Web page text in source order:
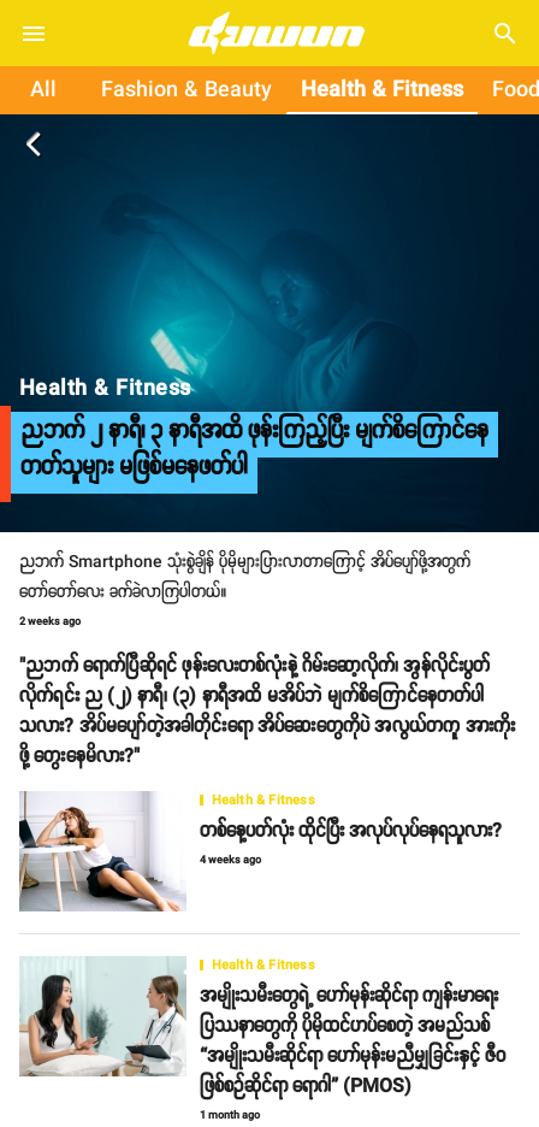
search
All Fashion & Beauty Health & Fitness
arrow_back_ios
Health & Fitness
ညဘက် ၂ နာရီ၊ ၃ နာရီအထိ ဖုန်းကြည့်ပြီး မျက်စိကြောင်နေ
တတ်သူများ မဖြစ်မနေဖတ်ပါ
ညဘက် Smartphone သုံးစွဲချိန် ပိုမိုများပြားလာတာကြောင့် အိပ်ပျော်ဖို့အတွက်
တော်တော်လေး ခက်ခဲလာကြပါတယ်။
2 weeks ago
"ညဘက် ရောက်ပြီဆိုရင် ဖုန်းလေးတစ်လုံးနဲ့ ဂိမ်းဆော့လိုက်၊ အွန်လိုင်းပွတ်
လိုက်ရင်း ည (၂) နာရီ၊ (၃) နာရီအထိ မအိပ်ဘဲ မျက်စိကြောင်နေတတ်ပါ
သလား? အိပ်မပျော်တဲ့အခါတိုင်းရော အိပ်ဆေးတွေကိုပဲ အလွယ်တကူ အားကိုး
ဖို့ တွေးနေမိလား?"
Health & Fitness
တစ်နေ့ပတ်လုံး ထိုင်ပြီး အလုပ်လုပ်နေရသူလား?
4 weeks ago
Health & Fitness
အမျိုးသမီးတွေရဲ့ ဟော်မုန်းဆိုင်ရာ ကျန်းမာရေး
ပြဿနာတွေကို ပိုမိုထင်ဟပ်စေတဲ့ အမည်သစ်
“အမျိုးသမီးဆိုင်ရာ ဟော်မုန်းမညီမျှခြင်းနှင့် ဇီဝ
ဖြစ်စဉ်ဆိုင်ရာ ရောဂါ” (PMOS)
1 month ago